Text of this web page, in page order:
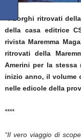
“I borghi ritrovati
della casa editrice
rivista Maremma
ritrovati della
Amerini per la stessa
inizio anno, il volume
nelle edicole della
****
“Il vero viaggio di